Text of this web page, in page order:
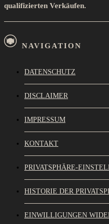
qualifizierten Verkäufen.
NAVIGATION
DATENSCHUTZ
DISCLAIMER
IMPRESSUM
KONTAKT
PRIVATSPHÄRE-
HISTORIE DER
EINWILLIGUNGEN